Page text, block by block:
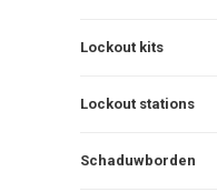
Lockout kits
Lockout stations
Schaduwborden